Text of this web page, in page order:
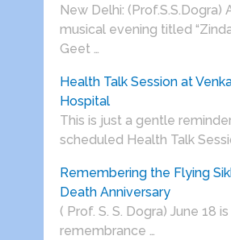
New Delhi: (Prof.S.S.Dogra)
musical evening titled
Geet …
Health Talk Session at
Hospital
This is just a gentle
scheduled Health Talk
Remembering the Flying
Death Anniversary
( Prof. S. S. Dogra) June 18
remembrance …